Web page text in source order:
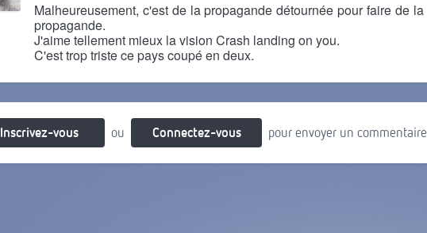
Malheureusement, c'est de la propagande détournée pour faire de la
propagande.
J'aime tellement mieux la vision Crash landing on you.
C'est trop triste ce pays coupé en deux.
Inscrivez-vous ou Connectez-vous pour envoyer un commentaire